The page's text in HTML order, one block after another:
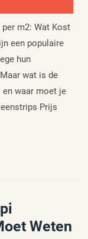
m2: Wat Kost
een populaire
hun
wat is de
waar moet je
Prijs
Weten